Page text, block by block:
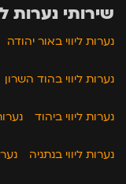
שירותי נערות
נערות ליווי באור יהודה
נערות ליווי בהוד השרון
נערות ליווי ביהוד
נערות ליווי בנתניה